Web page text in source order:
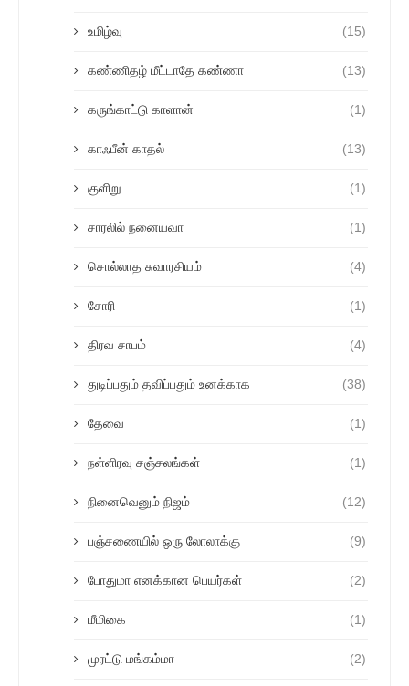
உமிழ்வு (15)
கண்ணிதழ் மீட்டாதே கண்ணா (13)
கருங்காட்டு காளான் (1)
காஃபீன் காதல் (13)
குளிறு (1)
சாரலில் நனையவா (1)
சொல்லாத சுவாரசியம் (4)
சோரி (1)
திரவ சாபம் (4)
துடிப்பதும் தவிப்பதும் உனக்காக (38)
தேவை (1)
நள்ளிரவு சஞ்சலங்கள் (1)
நினைவெனும் நிஜம் (12)
பஞ்சணையில் ஒரு லோலாக்கு (9)
போதுமா எனக்கான பெயர்கள் (2)
மீமிகை (1)
முரட்டு மங்கம்மா (2)